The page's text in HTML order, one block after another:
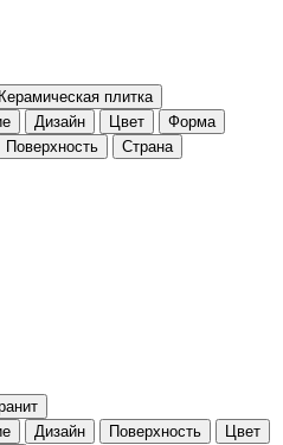
Керамическая плитка
Дизайн Цвет
Форма
Поверхность Страна
Дизайн Поверхность
Цвет